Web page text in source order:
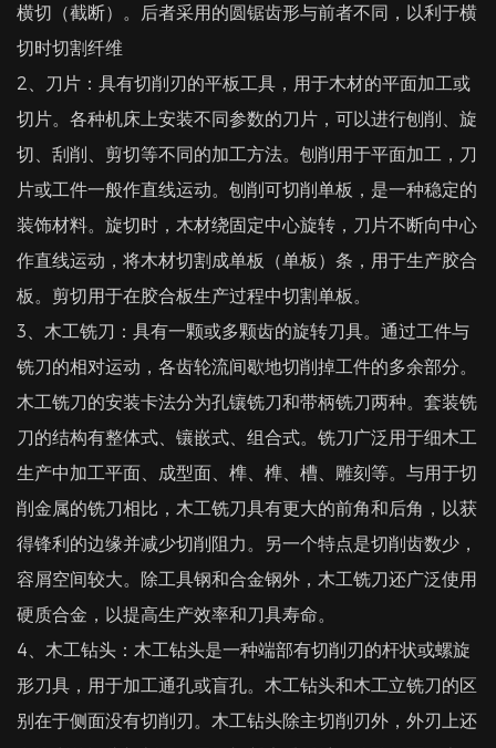
横切（截断）。后者采用的圆锯齿形与前者不同，以利于横
切时切割纤维
2、刀片：具有切削刃的平板工具，用于木材的平面加工或
切片。各种机床上安装不同参数的刀片，可以进行刨削、旋
切、刮削、剪切等不同的加工方法。刨削用于平面加工，刀
片或工件一般作直线运动。刨削可切削单板，是一种稳定的
装饰材料。旋切时，木材绕固定中心旋转，刀片不断向中心
作直线运动，将木材切割成单板（单板）条，用于生产胶合
板。剪切用于在胶合板生产过程中切割单板。
3、木工铣刀：具有一颗或多颗齿的旋转刀具。通过工件与
铣刀的相对运动，各齿轮流间歇地切削掉工件的多余部分。
木工铣刀的安装卡法分为孔镶铣刀和带柄铣刀两种。套装铣
刀的结构有整体式、镶嵌式、组合式。铣刀广泛用于细木工
生产中加工平面、成型面、榫、榫、槽、雕刻等。与用于切
削金属的铣刀相比，木工铣刀具有更大的前角和后角，以获
得锋利的边缘并减少切削阻力。另一个特点是切削齿数少，
容屑空间较大。除工具钢和合金钢外，木工铣刀还广泛使用
硬质合金，以提高生产效率和刀具寿命。
4、木工钻头：木工钻头是一种端部有切削刃的杆状或螺旋
形刀具，用于加工通孔或盲孔。木工钻头和木工立铣刀的区
别在于侧面没有切削刃。木工钻头除主切削刃外，外刃上还